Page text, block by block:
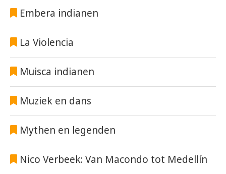
Embera indianen
La Violencia
Muisca indianen
Muziek en dans
Mythen en legenden
Nico Verbeek: Van Macondo tot Medellín